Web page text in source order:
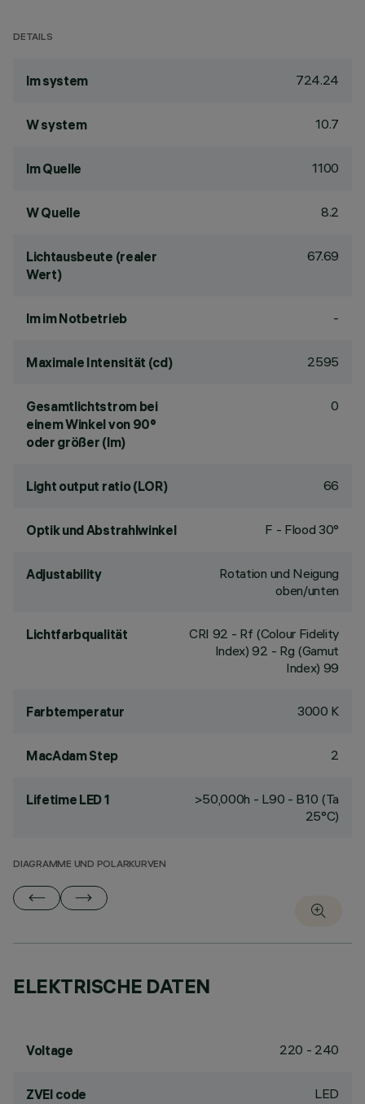
DETAILS
lm system 724.24
W system 10.7
lm Quelle 1100
W Quelle 8.2
Lichtausbeute (realer
Wert)
67.69
lm im Notbetrieb -
Maximale Intensität (cd) 2595
Gesamtlichtstrom bei
einem Winkel von 90°
oder größer (lm)
0
Light output ratio (LOR) 66
Optik und Abstrahlwinkel F - Flood 30°
Adjustability
Rotation und Neigung
oben/unten
Lichtfarbqualität CRI 92 - Rf (Colour Fidelity
Index) 92 - Rg (Gamut
Index) 99
Farbtemperatur 3000 K
MacAdam Step 2
Lifetime LED 1
>50,000h - L90 - B10 (Ta
25°C)
DIAGRAMME UND POLARKURVEN
ELEKTRISCHE DATEN
Voltage 220 - 240
ZVEI code LED